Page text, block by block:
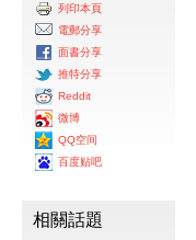
列印本頁
電郵分享
面書分享
推特分享
Reddit
微博
QQ空间
百度贴吧
相關話題